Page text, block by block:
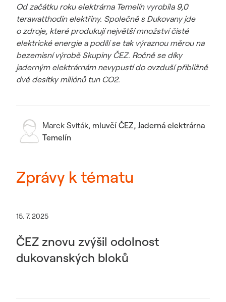
Od začátku roku elektrárna Temelín vyrobila 9,0
terawatthodin elektřiny. Společně s Dukovany jde
o zdroje, které produkují největší množství čisté
elektrické energie a podílí se tak výraznou měrou na
bezemisní výrobě Skupiny ČEZ. Ročně se díky
jaderným elektrárnám nevypustí do ovzduší přibližně
dvě desítky miliónů tun CO2.
Marek Sviták, mluvčí ČEZ, Jaderná elektrárna
Temelín
Zprávy k tématu
15. 7. 2025
ČEZ znovu zvýšil odolnost
dukovanských bloků